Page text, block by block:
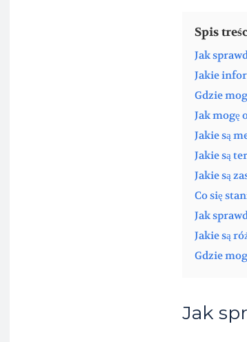
Spis
Jak
Jakie
Gdzie
Jak mogę
Jakie są
Jakie są
Jakie są
Co się
Jak
Jakie są
Gdzie
Jak